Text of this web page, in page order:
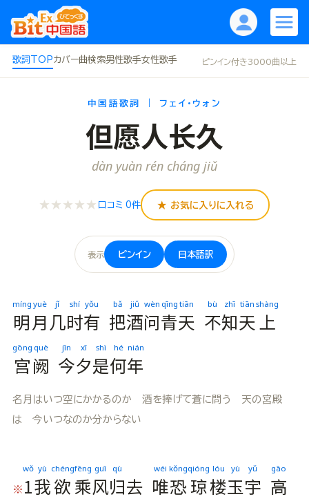
歌詞TOPカバー曲検索男性歌手女性歌手 ピンイン付き3000曲以上
中国語歌詞 ｜ フェイ・ウォン
但愿人长久
dàn yuàn rén cháng jiǔ
★★★★★ 口コミ 0件 ★ お気に入りに入れる
表示 ピンイン 日本語訳
明
míng
月
yuè
几
jǐ
时
shí
有
yǒu
把
bǎ
酒
jiǔ
问
wèn
青
qīng
天
tiān
不
bù
知
zhī
天
tiān
上
shàng
宫
gōng
阙
què
今
jīn
夕
xī
是
shì
何
hé
年
nián
名月はいつ空にかかるのか 酒を捧げて蒼に問う 天の宮殿
は 今いつなのか分からない
※1
wǒ
我
yù
欲
chéng
乘
fēng
风
guī
归
qù
去 唯
wéi
恐
kǒng
琼
qióng
楼
lóu
玉
yù
宇
yǔ
高
gāo